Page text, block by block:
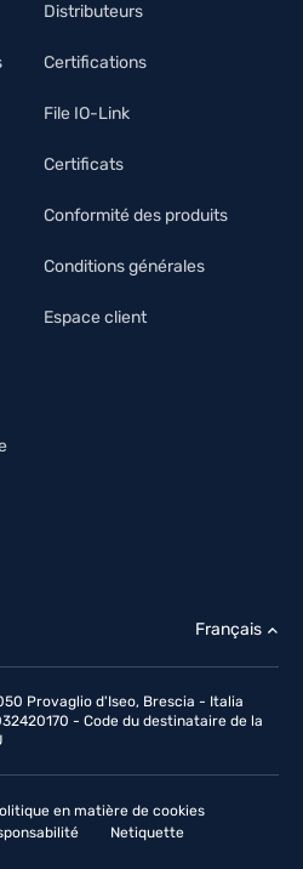
Distributeurs
Certifications
File IO-Link
Certificats
Conformité des produits
Conditions générales
Espace client
Provaglio d'Iseo, Brescia - Italia
- Code du destinataire de la
Français
en matière de cookies
Netiquette